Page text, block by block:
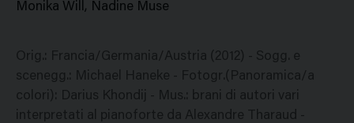
Monika Will, Nadine Muse
Orig.: Francia/Germania/Austria (2012) - Sogg. e
scenegg.: Michael Haneke - Fotogr.(Panoramica/a
colori): Darius Khondij - Mus.: brani di autori vari
interpretati al pianoforte da Alexandre Tharaud -